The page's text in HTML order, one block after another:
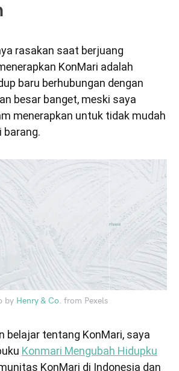
rasakan saat berjuang
KonMari adalah
baru berhubungan dengan
besar banget, meski saya
menerapkan untuk tidak mudah
barang.
by Henry & Co. from Pexels
belajar tentang KonMari, saya
Konmari Mengubah Hidupku
KonMari di Indonesia dan